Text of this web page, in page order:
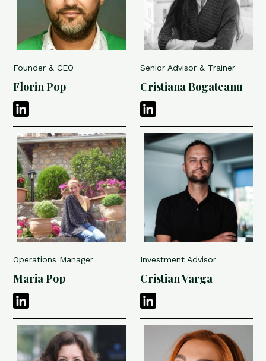
Founder & CEO
Florin Pop
Senior Advisor & Trainer
Cristiana Bogateanu
Operations Manager
Maria Pop
Investment Advisor
Cristian Varga